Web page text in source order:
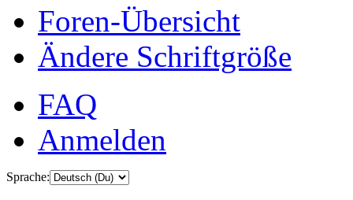
Foren-Übersicht
Ändere Schriftgröße
FAQ
Anmelden
Sprache: